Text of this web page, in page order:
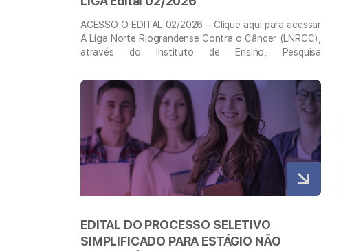
ACESSO O EDITAL 02/2026 – Clique aqui para acessar
A Liga Norte Riograndense Contra o Câncer (LNRCC),
através do Instituto de Ensino, Pesquisa
público o presente edital e convida o corpo discente
das Instituições de Ensino Superior (IES) conveniadas
(UnP, UFRN, UNIFACEX, UNI-RN) a participar da
seleção para atuar como voluntário … Continued
Veja mais
EDITAL DO PROCESSO SELETIVO
SIMPLIFICADO PARA ESTÁGIO NÃO